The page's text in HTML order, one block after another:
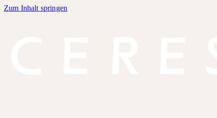
Zum Inhalt springen